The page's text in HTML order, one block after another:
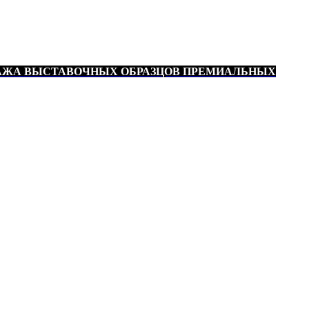
ВЫСТАВОЧНЫХ ОБРАЗЦОВ ПРЕМИАЛЬНЫХ